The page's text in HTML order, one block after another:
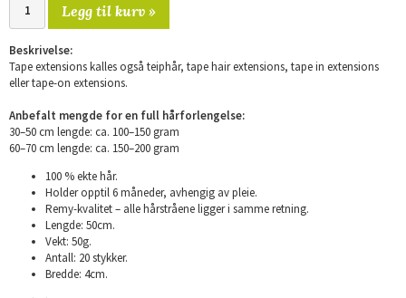
Legg til kurv »
Beskrivelse:
Tape extensions kalles også teiphår, tape hair extensions, tape in extensions
eller tape-on extensions.
Anbefalt mengde for en full hårforlengelse:
30–50 cm lengde: ca. 100–150 gram
60–70 cm lengde: ca. 150–200 gram
100 % ekte hår.
Holder opptil 6 måneder, avhengig av pleie.
Remy-kvalitet – alle hårstråene ligger i samme retning.
Lengde: 50cm.
Vekt: 50g.
Antall: 20 stykker.
Bredde: 4cm.